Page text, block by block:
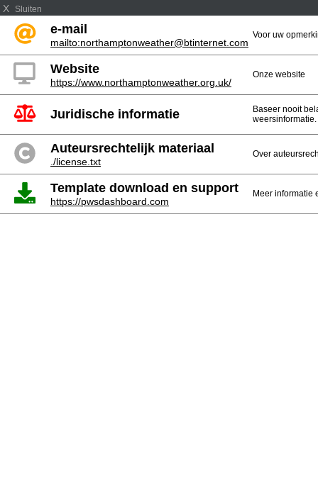
X Sluiten
e-mail
mailto:northamptonweather@btinternet.com
Voor uw
Website
https://www.northamptonweather.org.uk/
Onze website
Juridische informatie
Baseer nooit
weersinformatie.
Auteursrechtelijk materiaal
./license.txt
Over
Template download en support
https://pwsdashboard.com
Meer informatie